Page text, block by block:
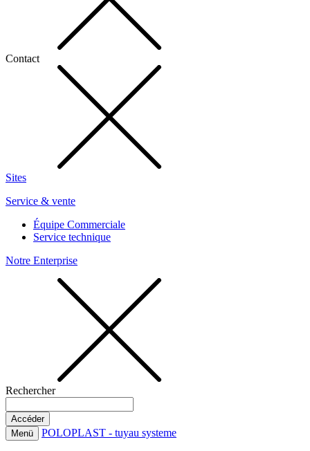
Contact
Sites
Service & vente
Équipe Commerciale
Service technique
Notre Enterprise
Rechercher
Menü POLOPLAST - tuyau systeme